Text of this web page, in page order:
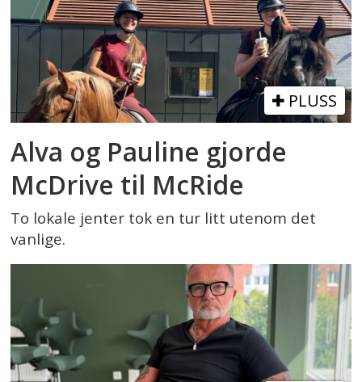
PLUSS
Alva og Pauline gjorde
McDrive til McRide
To lokale jenter tok en tur litt utenom det
vanlige.